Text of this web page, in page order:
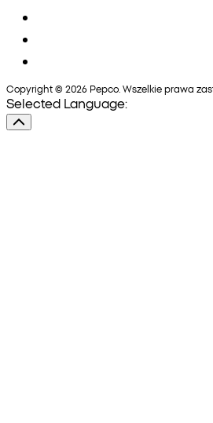
Copyright © 2026 Pepco. Wszelkie prawa
Selected Language: